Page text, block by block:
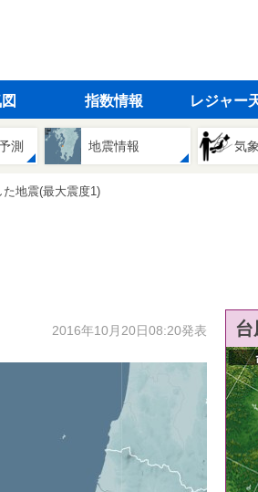
指数情報 レジャー
測 地震情報 気
地震(最大震度1)
2016年10月20日08:20発表